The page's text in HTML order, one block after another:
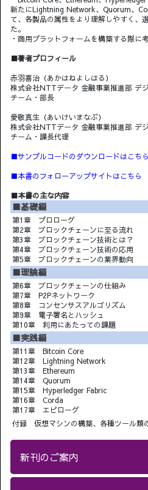
新たにLightning Network、Quorum、
て、各製品の属性をより理解しやすく、
た。
・商用プラットフォームを構築する際に
■著者プロフィール
赤羽喜治（あかはねよしはる）
株式会社NTTデータ 金融事業推進部 デ
チーム・部長
愛敬真生（あいけいまなぶ）
株式会社NTTデータ 金融事業推進部 デ
チーム・課長代理
■サンプルコードのダウンロードはこちら
■本書のフォローアップサイトはこちら
■本書の主な内容
■基礎編
第1章 プロローグ
第2章 ブロックチェーンに至る流れ
第3章 ブロックチェーン技術とは？
第4章 ブロックチェーン技術の応用
第5章 ブロックチェーンの業界動向
■理論編
第6章 ブロックチェーンの仕組み
第7章 P2Pネットワーク
第8章 コンセンサスアルゴリズム
第9章 電子署名とハッシュ
第10章 利用にあたっての課題
■実践編
第11章 Bitcoin Core
第12章 Lightning Network
第13章 Ethereum
第14章 Quorum
第15章 Hyperledger Fabric
第16章 Corda
第17章 エピローグ
付録 仮想マシンの構築、各種ツール類
新刊のご案内